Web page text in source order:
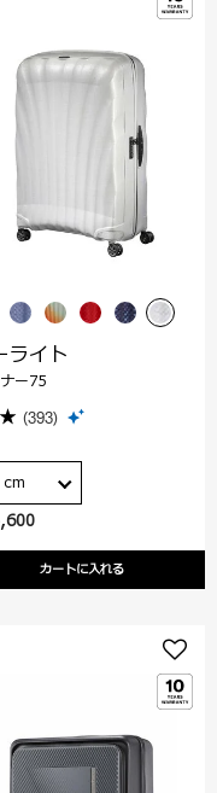
カートに入れる
ライト
ー75
(393)
cm